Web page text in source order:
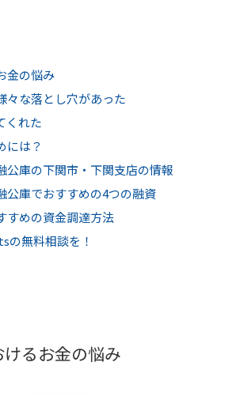
金の悩み
々な落とし穴があった
くれた
には？
の下関市・下関支店の情報
でおすすめの4つの融資
の資金調達方法
の無料相談を！
けるお金の悩み